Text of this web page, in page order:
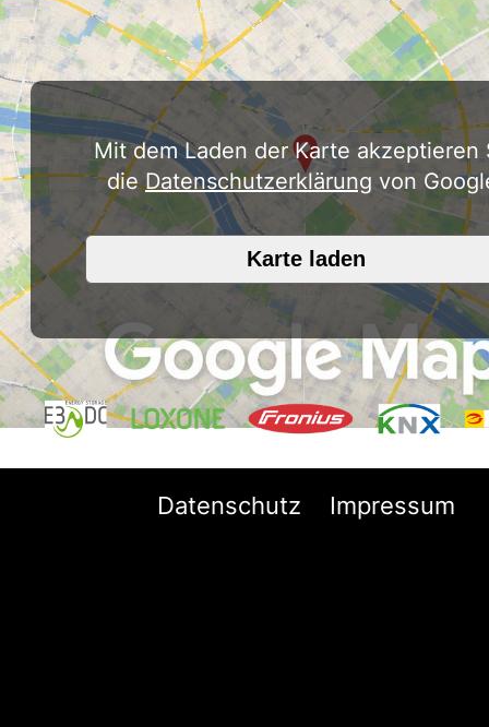
Mit dem Laden der Karte akzeptieren
dieDatenschutzerklärung von
Karte laden
Datenschutz Impressum